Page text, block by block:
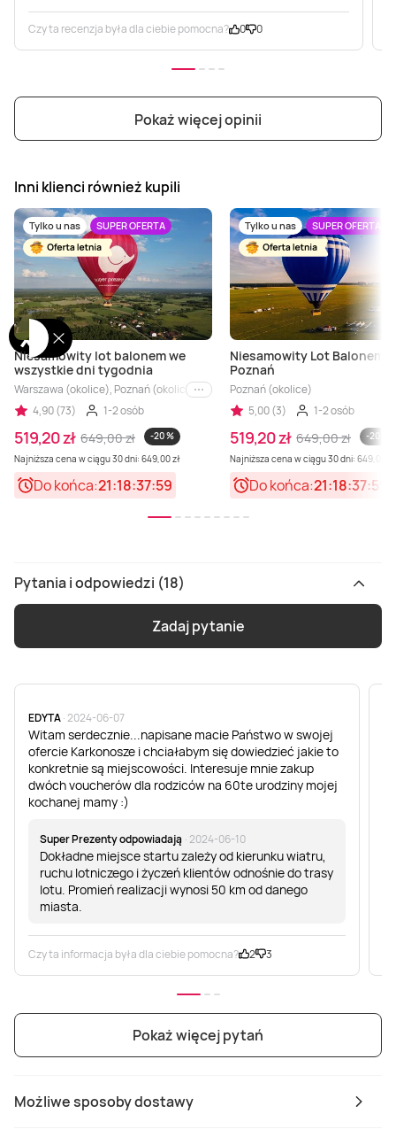
Możliwe sposoby dostawy
Czy ta recenzja była dla ciebie pomocna? 0 0
Pokaż więcej opinii
Inni klienci również kupili
Tylko u nas SUPER OFERTA
Niesamowity lot balonem we
wszystkie dni tygodnia
Warszawa (okolice), Poznań (okolice), Wrocław (okolice), Białystok
i inne
4,90 (73)
1-2 osób
519,20 zł 649,00 zł
-20 %
Najniższa cena w ciągu 30 dni: 649,00 zł
Do końca:21:18:37:58
Tylko u nas SUPER OFERTA
Niesamowity Lot Balonem -
Poznań
Poznań (okolice)
5,00 (3)
1-2 osób
519,20 zł 649,00 zł
-20 %
Najniższa cena w ciągu 30 dni: 649,00 zł
Do końca:21:18:37:58
Pytania i odpowiedzi (18)
Zadaj pytanie
EDYTA· 2024-06-07
Witam serdecznie...napisane macie Państwo w swojej
ofercie Karkonosze i chciałabym się dowiedzieć jakie to
konkretnie są miejscowości. Interesuje mnie zakup
dwóch voucherów dla rodziców na 60te urodziny mojej
kochanej mamy :)
Super Prezenty odpowiadają · 2024-06-10
Dokładne miejsce startu zależy od kierunku wiatru,
ruchu lotniczego i życzeń klientów odnośnie do trasy
lotu. Promień realizacji wynosi 50 km od danego
miasta.
Czy ta informacja była dla ciebie pomocna? 2 3
Pokaż więcej pytań